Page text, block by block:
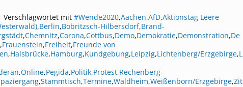
Verschlagwortet mit #Wende2020,Aachen,AfD,Aktionstag Leere
,Berlin,Bobritzsch-Hilbersdorf,Brand-
,Chemnitz,Corona,Cottbus,Demo,Demokratie,Demonstration,De
,Frauenstein,Freiheit,Freunde von
,Halsbrücke,Hamburg,Kundgebung,Leipzig,Lichtenberg/Erzgebirge,L
,Online,Pegida,Politik,Protest,Rechenberg-
,Stammtisch,Termine,Waldheim,Weißenborn/Erzgebirge,Zit